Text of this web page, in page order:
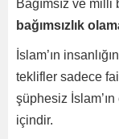
Bağımsız ve
bağımsızlık
İslam’ın
teklifler sadece
şüphesiz
içindir.